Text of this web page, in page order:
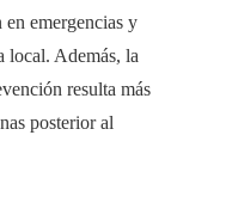
emergencias y
local. Además, la
resulta más
posterior al